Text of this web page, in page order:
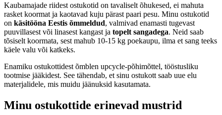
Kaubamajade riidest ostukotid on tavaliselt õhukesed, ei mahuta
rasket koormat ja kaotavad kuju pärast paari pesu. Minu ostukotid
on käsitööna Eestis õmmeldud, valmivad enamasti tugevast
puuvillasest või linasest kangast ja topelt sangadega. Neid saab
tõsiselt koormata, sest mahub 10-15 kg poekaupu, ilma et sang teeks
käele valu või katkeks.
Enamiku ostukottidest õmblen upcycle-põhimõttel, tööstusliku
tootmise jääkidest. See tähendab, et sinu ostukott saab uue elu
materjalidele, mis muidu jäänuksid kasutamata.
Minu ostukottide erinevad mustrid